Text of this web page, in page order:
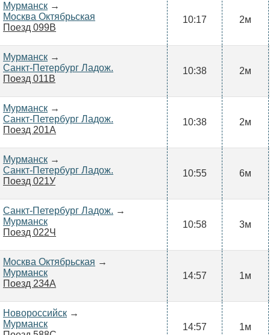
Мурманск →
Москва Октябрьская
Поезд 099В
10:17 2м
Мурманск →
Санкт-Петербург Ладож.
Поезд 011В
10:38 2м
Мурманск →
Санкт-Петербург Ладож.
Поезд 201А
10:38 2м
Мурманск →
Санкт-Петербург Ладож.
Поезд 021У
10:55 6м
Санкт-Петербург Ладож. →
Мурманск
Поезд 022Ч
10:58 3м
Москва Октябрьская →
Мурманск
Поезд 234А
14:57 1м
Новороссийск →
Мурманск
14:57 1м